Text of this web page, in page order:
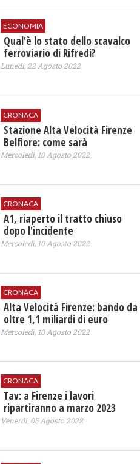
ECONOMIA
Qual'è lo stato dello scavalco
ferroviario di Rifredi?
Lunedì, 22 Agosto 2022
CRONACA
Stazione Alta Velocità Firenze
Belfiore: come sarà
Mercoledì, 10 Agosto 2022
CRONACA
A1, riaperto il tratto chiuso
dopo l'incidente
Mercoledì, 10 Agosto 2022
CRONACA
Alta Velocità Firenze: bando da
oltre 1,1 miliardi di euro
Mercoledì, 10 Agosto 2022
CRONACA
Tav: a Firenze i lavori
ripartiranno a marzo 2023
Venerdì, 05 Agosto 2022